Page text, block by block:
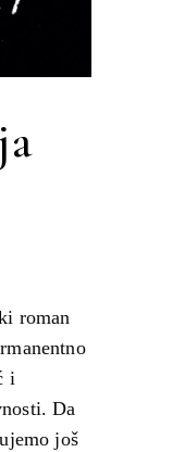
roman
i
Da
još